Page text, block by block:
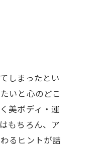
しまったとい
いと心のどこ
美ボディ・運
もちろん、ア
るヒントが詰